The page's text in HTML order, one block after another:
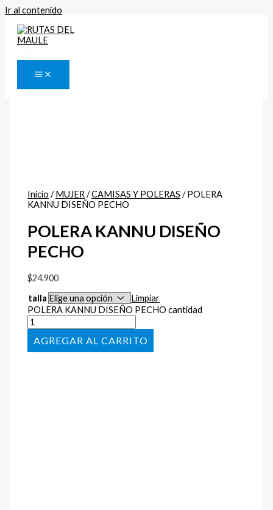
Ir al contenido
Inicio /MUJER/CAMISAS Y POLERAS / POLERA
KANNU DISEÑO PECHO
POLERA KANNU DISEÑO
PECHO
$24.900
talla
Limpiar
POLERA KANNU DISEÑO PECHO cantidad
AÑADIR AL CARRITO